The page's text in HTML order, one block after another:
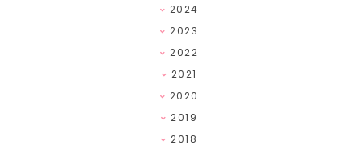
2024
2023
2022
2021
2020
2019
2018